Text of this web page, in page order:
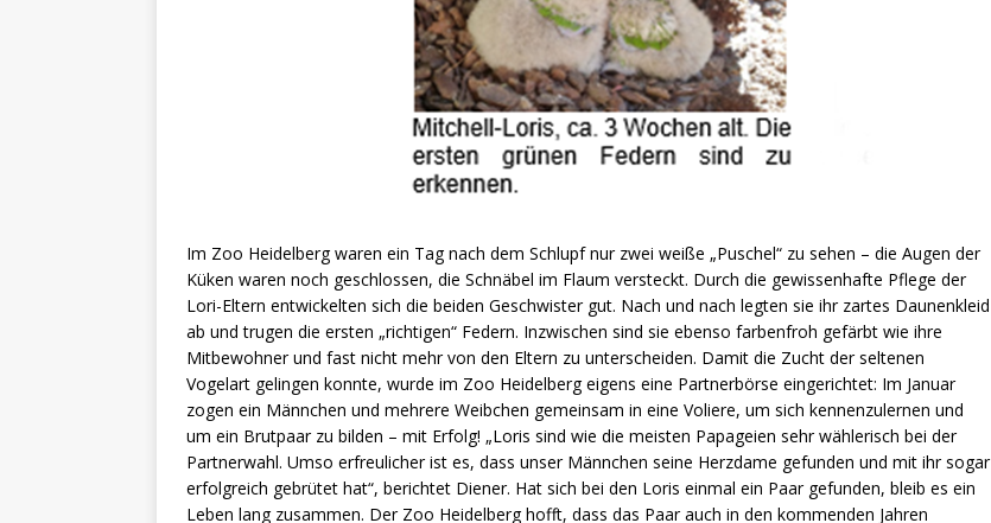
Im Zoo Heidelberg waren ein Tag nach dem Schlupf nur zwei weiße „Puschel“ zu sehen – die Augen der
Küken waren noch geschlossen, die Schnäbel im Flaum versteckt. Durch die gewissenhafte Pflege der
Lori-Eltern entwickelten sich die beiden Geschwister gut. Nach und nach legten sie ihr zartes Daunenkleid
ab und trugen die ersten „richtigen“ Federn. Inzwischen sind sie ebenso farbenfroh gefärbt wie ihre
Mitbewohner und fast nicht mehr von den Eltern zu unterscheiden. Damit die Zucht der seltenen
Vogelart gelingen konnte, wurde im Zoo Heidelberg eigens eine Partnerbörse eingerichtet: Im Januar
zogen ein Männchen und mehrere Weibchen gemeinsam in eine Voliere, um sich kennenzulernen und
um ein Brutpaar zu bilden – mit Erfolg! „Loris sind wie die meisten Papageien sehr wählerisch bei der
Partnerwahl. Umso erfreulicher ist es, dass unser Männchen seine Herzdame gefunden und mit ihr sogar
erfolgreich gebrütet hat“, berichtet Diener. Hat sich bei den Loris einmal ein Paar gefunden, bleib es ein
Leben lang zusammen. Der Zoo Heidelberg hofft, dass das Paar auch in den kommenden Jahren